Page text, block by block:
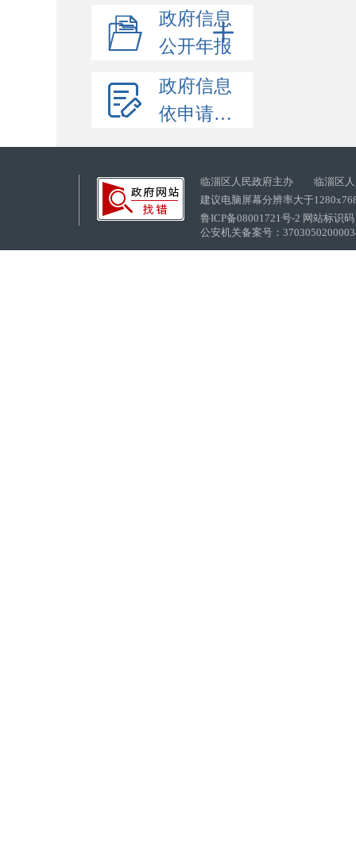
政府信息
公开年报
政府信息
依申请公开
临淄区人民政府主办 临淄区人
建议电脑屏幕分辨率大于
鲁ICP备08001721号-2 网站标识
公安机关备案号：